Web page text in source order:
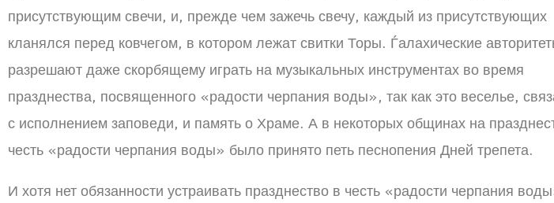
присутствующим свечи, и, прежде чем зажечь свечу, каждый из присутствующих
кланялся перед ковчегом, в котором лежат свитки Торы. Ѓалахические
разрешают даже скорбящему играть на музыкальных инструментах во время
празднества, посвященного «радости черпания воды», так как это веселье,
с исполнением заповеди, и память о Храме. А в некоторых общинах на
честь «радости черпания воды» было принято петь песнопения Дней трепета.
И хотя нет обязанности устраивать празднество в честь «радости черпания